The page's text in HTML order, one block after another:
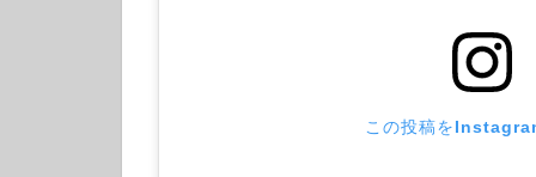
この投稿を